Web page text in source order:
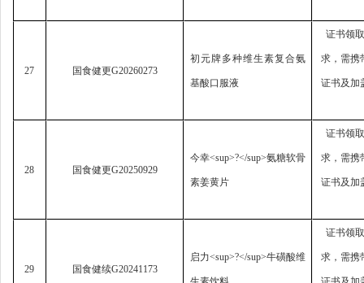
27 国食健更G20260273
初元牌多种维生素复合氨
基酸口服液
证书领
求， 需携
证书及加
28 国食健更G20250929
今幸<sup>?</sup>氨糖软骨
素姜黄片
证书领
求， 需携
证书及加
29 国食健续G20241173
启力<sup>?</sup>牛磺酸维
证书领
求， 需携